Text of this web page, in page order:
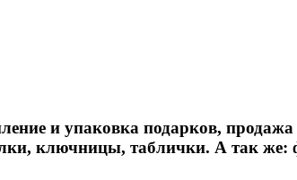
и упаковка подарков, продажа
ключницы, таблички. А так